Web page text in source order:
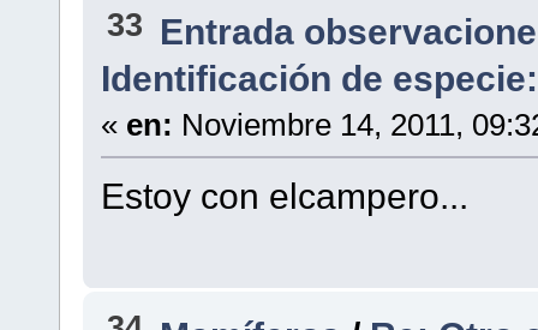
33 Entrada
Identificación de
« en: Noviembre 14, 2011,
Estoy con elcampero...